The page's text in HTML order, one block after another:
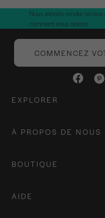
Nous aimons rendre
comment nous aidons.
COMMENCEZ
EXPLORER
À PROPOS DE NOUS
BOUTIQUE
AIDE